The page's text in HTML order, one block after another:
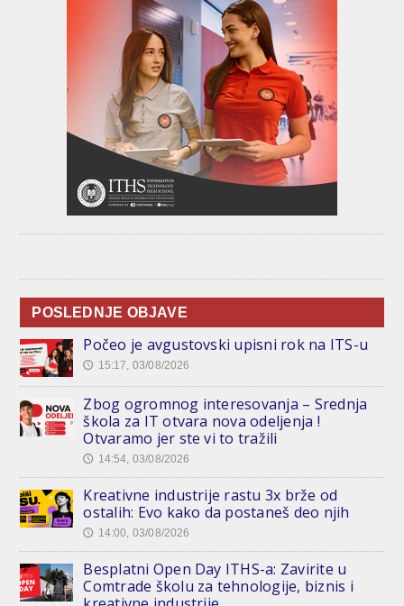
POSLEDNJE OBJAVE
Počeo je avgustovski upisni rok na ITS-u
🕔 15:17, 03/08/2026
Zbog ogromnog interesovanja – Srednja
škola za IT otvara nova odeljenja !
Otvaramo jer ste vi to tražili
🕔 14:54, 03/08/2026
Kreativne industrije rastu 3x brže od
ostalih: Evo kako da postaneš deo njih
🕔 14:00, 03/08/2026
Besplatni Open Day ITHS-a: Zavirite u
Comtrade školu za tehnologije, biznis i